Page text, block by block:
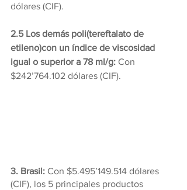
dólares (CIF).
2.5 Los demás poli(tereftalato de
etileno)con un índice de viscosidad
igual o superior a 78 ml/g: Con
$242’764.102 dólares (CIF).
3. Brasil: Con $5.495’149.514 dólares
(CIF), los 5 principales productos